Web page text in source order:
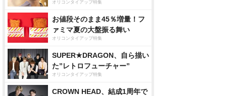
オリコンタイアップ特集
お値段そのまま45％増量！フ
ァミマ夏の大盤振る舞い
オリコンタイアップ特集
SUPER★DRAGON、自ら描い
た”レトロフューチャー”
オリコンタイアップ特集
CROWN HEAD、結成1周年で